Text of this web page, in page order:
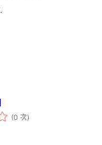
(0 次評
分)